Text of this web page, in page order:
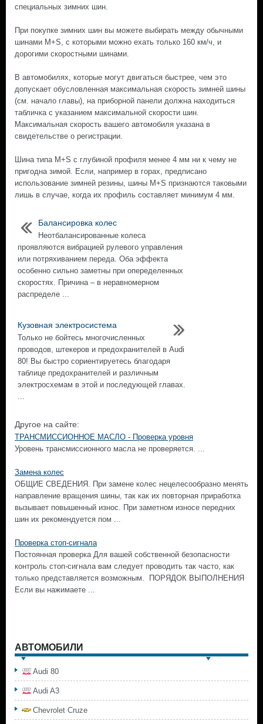
специальных зимних шин.
При покупке зимних шин вы можете выбирать между обычными
шинами M+S, с которыми можно ехать только 160 км/ч, и
дорогими скоростными шинами.
В автомобилях, которые могут двигаться быстрее, чем это
допускает обусловленная максимальная скорость зимней шины
(см. начало главы), на приборной панели должна находиться
табличка с указанием максимальной скорости шин.
Максимальная скорость вашего автомобиля указана в
свидетельстве о регистрации.
Шина типа M+S с глубиной профиля менее 4 мм ни к чему не
пригодна зимой. Если, например в горах, предписано
использование зимней резины, шины M+S признаются таковыми
лишь в случае, когда их профиль составляет минимум 4 мм.
Балансировка колес
Неотбалансированные колеса
проявляются вибрацией рулевого управления
или потряхиванием переда. Оба эффекта
особенно сильно заметны при опеределенных
скоростях. Причина – в неравномерном
распределе ...
Кузовная электросистема
Только не бойтесь многочисленных
проводов, штекеров и предохранителей в Audi
80! Вы быстро сориентируетесь благодаря
таблице предохранителей и различным
электросхемам в этой и последующей главах.
...
Другое на сайте:
ТРАНСМИССИОННОЕ МАСЛО - Проверка уровня
Уровень трансмиссионного масла не проверяется. ...
Замена колес
ОБЩИЕ СВЕДЕНИЯ. При замене колес нецелесообразно менять
направление вращения шины, так как их повторная приработка
вызывает повышенный износ. При заметном износе передних
шин их рекомендуется пом ...
Проверка стоп-сигнала
Постоянная проверка Для вашей собственной безопасности
контроль стоп-сигнала вам следует проводить так часто, как
только представляется возможным. ПОРЯДОК ВЫПОЛНЕНИЯ
Если вы нажимаете ...
АВТОМОБИЛИ
Audi 80
Audi A3
Chevrolet Cruze